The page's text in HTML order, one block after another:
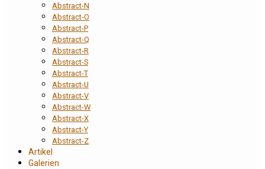
Abstract-N
Abstract-O
Abstract-P
Abstract-Q
Abstract-R
Abstract-S
Abstract-T
Abstract-U
Abstract-V
Abstract-W
Abstract-X
Abstract-Y
Abstract-Z
Artikel
Galerien